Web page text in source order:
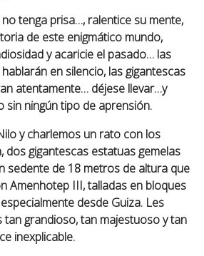
tenga prisa…, ralentice su mente,
de este enigmático mundo,
y acaricie el pasado… las
en silencio, las gigantescas
atentamente… déjese llevar…y
sin ningún tipo de aprensión.
y charlemos un rato con los
dos gigantescas estatuas gemelas
sedente de 18 metros de altura que
Amenhotep III, talladas en bloques
desde Guiza. Les
grandioso, tan majestuoso y tan
inexplicable.